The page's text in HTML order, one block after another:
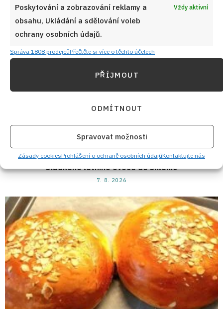
Poskytování a zobrazování reklamy a
obsahu, Ukládání a sdělování voleb
ochrany osobních údajů.
Vždy aktivní
Správa 1808 prodejcůPřečtěte si více o těchto účelech
PŘÍJMOUT
ODMÍTNOUT
Spravovat možnosti
Zásady cookiesProhlášení o ochraně osobních údajůKontaktujte nás
Jahodový kompot bez zbytečné chemie: Rychlá zásoba
sladkého letního ovoce do sklenic
7. 8. 2026